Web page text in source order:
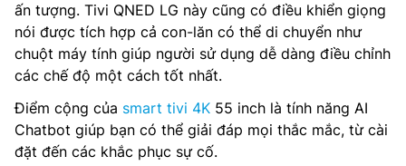
ấn tượng. Tivi QNED LG này cũng có điều khiển giọng
nói được tích hợp cả con-lăn có thể di chuyển như
chuột máy tính giúp người sử dụng dễ dàng điều chỉnh
các chế độ một cách tốt nhất.
Điểm cộng của smart tivi 4K 55 inch là tính năng AI
Chatbot giúp bạn có thể giải đáp mọi thắc mắc, từ cài
đặt đến các khắc phục sự cố.